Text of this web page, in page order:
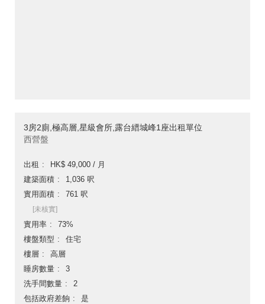
3房2廁,極高層,星級會所,露台縉城峰1座出租單位
西營盤
出租
HK$ 49,000 / 月
建築面積
1,036 呎
實用面積
761 呎
[未核實]
實用率
73%
樓盤類型
住宅
樓層
高層
睡房數量
3
洗手間數量
2
包括政府差餉
是